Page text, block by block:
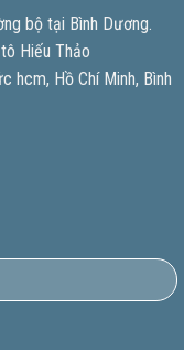
bộ tại Bình Dương.
Hiếu Thảo
hcm, Hồ Chí Minh, Bình